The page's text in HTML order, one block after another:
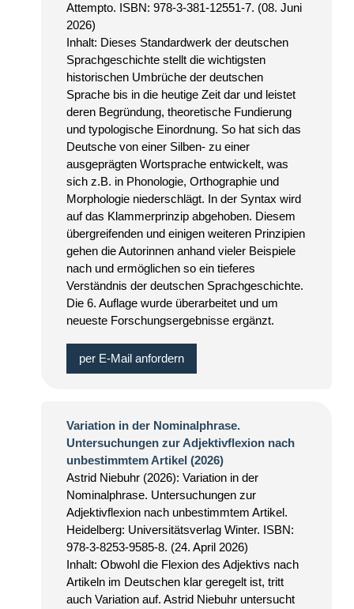
Attempto. ISBN: 978-3-381-12551-7. (08. Juni
2026)
Inhalt: Dieses Standardwerk der deutschen
Sprachgeschichte stellt die wichtigsten
historischen Umbrüche der deutschen
Sprache bis in die heutige Zeit dar und leistet
deren Begründung, theoretische Fundierung
und typologische Einordnung. So hat sich das
Deutsche von einer Silben- zu einer
ausgeprägten Wortsprache entwickelt, was
sich z.B. in Phonologie, Orthographie und
Morphologie niederschlägt. In der Syntax wird
auf das Klammerprinzip abgehoben. Diesem
übergreifenden und einigen weiteren Prinzipien
gehen die Autorinnen anhand vieler Beispiele
nach und ermöglichen so ein tieferes
Verständnis der deutschen Sprachgeschichte.
Die 6. Auflage wurde überarbeitet und um
neueste Forschungsergebnisse ergänzt.
per E-Mail anfordern
Variation in der Nominalphrase.
Untersuchungen zur Adjektivflexion nach
unbestimmtem Artikel (2026)
Astrid Niebuhr (2026): Variation in der
Nominalphrase. Untersuchungen zur
Adjektivflexion nach unbestimmtem Artikel.
Heidelberg: Universitätsverlag Winter. ISBN:
978-3-8253-9585-8. (24. April 2026)
Inhalt: Obwohl die Flexion des Adjektivs nach
Artikeln im Deutschen klar geregelt ist, tritt
auch Variation auf. Astrid Niebuhr untersucht